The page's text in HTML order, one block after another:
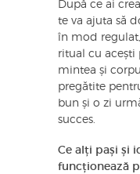
După ce ai
te va ajuta să
în mod
ritual cu acești
mintea și
pregătite
bun și o zi
succes.
Ce alți pași și
funcționează